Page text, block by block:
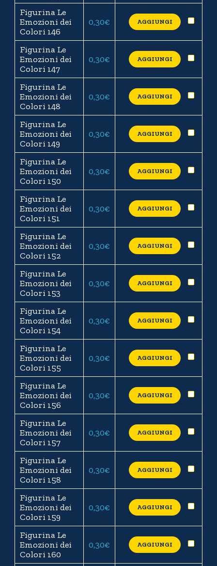
Figurina Le
Emozioni dei
Colori 146
0,30€ AGGIUNGI
Figurina Le
Emozioni dei
Colori 147
0,30€ AGGIUNGI
Figurina Le
Emozioni dei
Colori 148
0,30€ AGGIUNGI
Figurina Le
Emozioni dei
Colori 149
0,30€ AGGIUNGI
Figurina Le
Emozioni dei
Colori 150
0,30€ AGGIUNGI
Figurina Le
Emozioni dei
Colori 151
0,30€ AGGIUNGI
Figurina Le
Emozioni dei
Colori 152
0,30€ AGGIUNGI
Figurina Le
Emozioni dei
Colori 153
0,30€ AGGIUNGI
Figurina Le
Emozioni dei
Colori 154
0,30€ AGGIUNGI
Figurina Le
Emozioni dei
Colori 155
0,30€ AGGIUNGI
Figurina Le
Emozioni dei
Colori 156
0,30€ AGGIUNGI
Figurina Le
Emozioni dei
Colori 157
0,30€ AGGIUNGI
Figurina Le
Emozioni dei
Colori 158
0,30€ AGGIUNGI
Figurina Le
Emozioni dei
Colori 159
0,30€ AGGIUNGI
Figurina Le
Emozioni dei
Colori 160
0,30€ AGGIUNGI